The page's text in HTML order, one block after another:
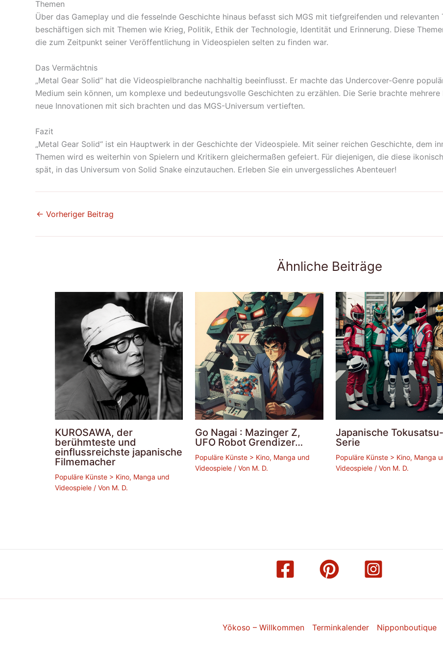
Themen
Über das Gameplay und die fesselnde Geschichte hinaus befasst sich MGS mit tiefgreifenden und
beschäftigen sich mit Themen wie Krieg, Politik, Ethik der Technologie, Identität und Erinnerung. Diese
die zum Zeitpunkt seiner Veröffentlichung in Videospielen selten zu finden war.
Das Vermächtnis
„Metal Gear Solid“ hat die Videospielbranche nachhaltig beeinflusst. Er machte das Undercover-Genre
Medium sein können, um komplexe und bedeutungsvolle Geschichten zu erzählen. Die Serie brachte
neue Innovationen mit sich brachten und das MGS-Universum vertieften.
Fazit
„Metal Gear Solid“ ist ein Hauptwerk in der Geschichte der Videospiele. Mit seiner reichen Geschichte, dem
Themen wird es weiterhin von Spielern und Kritikern gleichermaßen gefeiert. Für diejenigen, die diese
spät, in das Universum von Solid Snake einzutauchen. Erleben Sie ein unvergessliches Abenteuer!
← Vorheriger Beitrag
Ähnliche Beiträge
KUROSAWA, der
berühmteste und
einflussreichste japanische
Filmemacher
Populäre Künste > Kino, Manga und
Videospiele / Von M. D.
Go Nagai : Mazinger Z,
UFO Robot Grendizer…
Populäre Künste > Kino, Manga und
Videospiele / Von M. D.
Japanische Tokusatsu-
Serie
Populäre Künste > Kino, Manga
Videospiele/ Von M. D.
Yōkoso – Willkommen Terminkalender Nipponboutique